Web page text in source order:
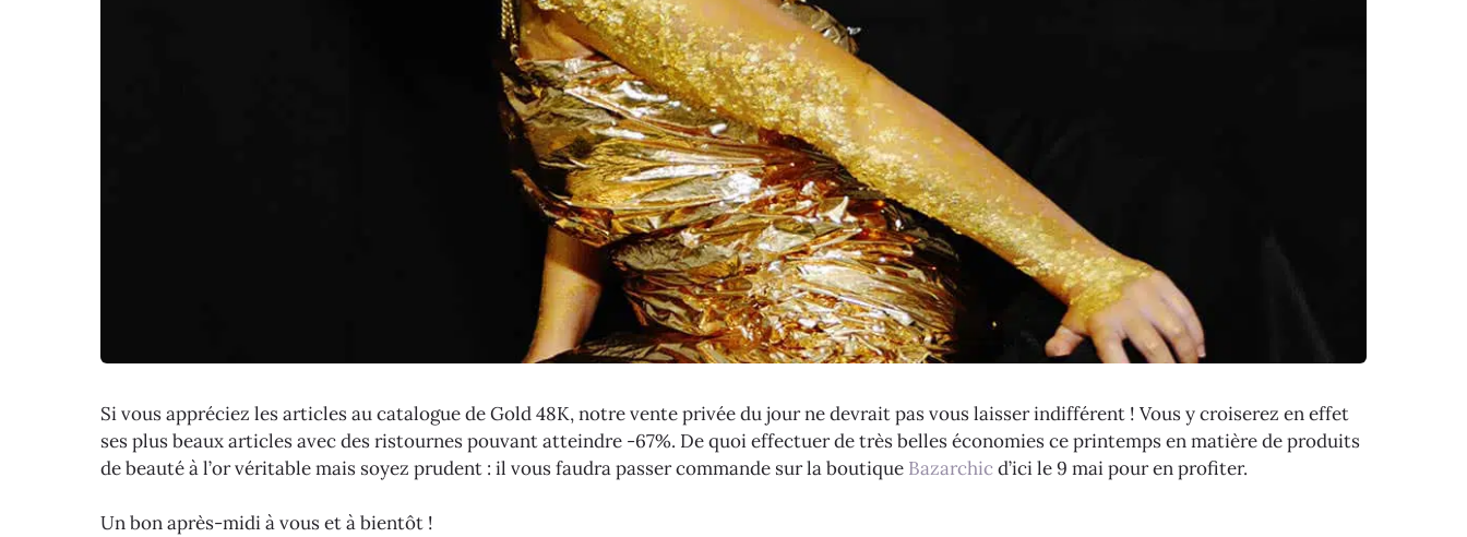
Si vous appréciez les articles au catalogue de Gold 48K, notre vente privée du jour ne devrait pas vous laisser indifférent ! Vous y croiserez en effet
ses plus beaux articles avec des ristournes pouvant atteindre -67%. De quoi effectuer de très belles économies ce printemps en matière de produits
de beauté à l’or véritable mais soyez prudent : il vous faudra passer commande sur la boutique Bazarchicd’ici le 9 mai pour en profiter.
Un bon après-midi à vous et à bientôt !